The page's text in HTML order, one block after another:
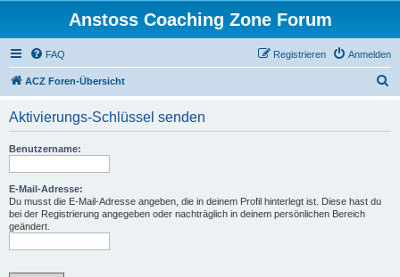
Anstoss Coaching Zone Forum
FAQ Anmelden
Registrieren
ACZ Foren-Übersicht
Aktivierungs-Schlüssel senden
Benutzername:
E-Mail-Adresse:
Du musst die E-Mail-Adresse angeben, die in deinem Profil hinterlegt ist. Diese hast du
bei der Registrierung angegeben oder nachträglich in deinem persönlichen Bereich
geändert.